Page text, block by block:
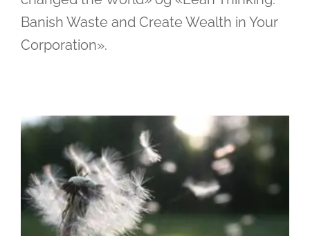
Banish Waste and Create Wealth in Your
Corporation».
Slutt å bruke Lean som begrep, det bare
forvirrer, kall det Pull